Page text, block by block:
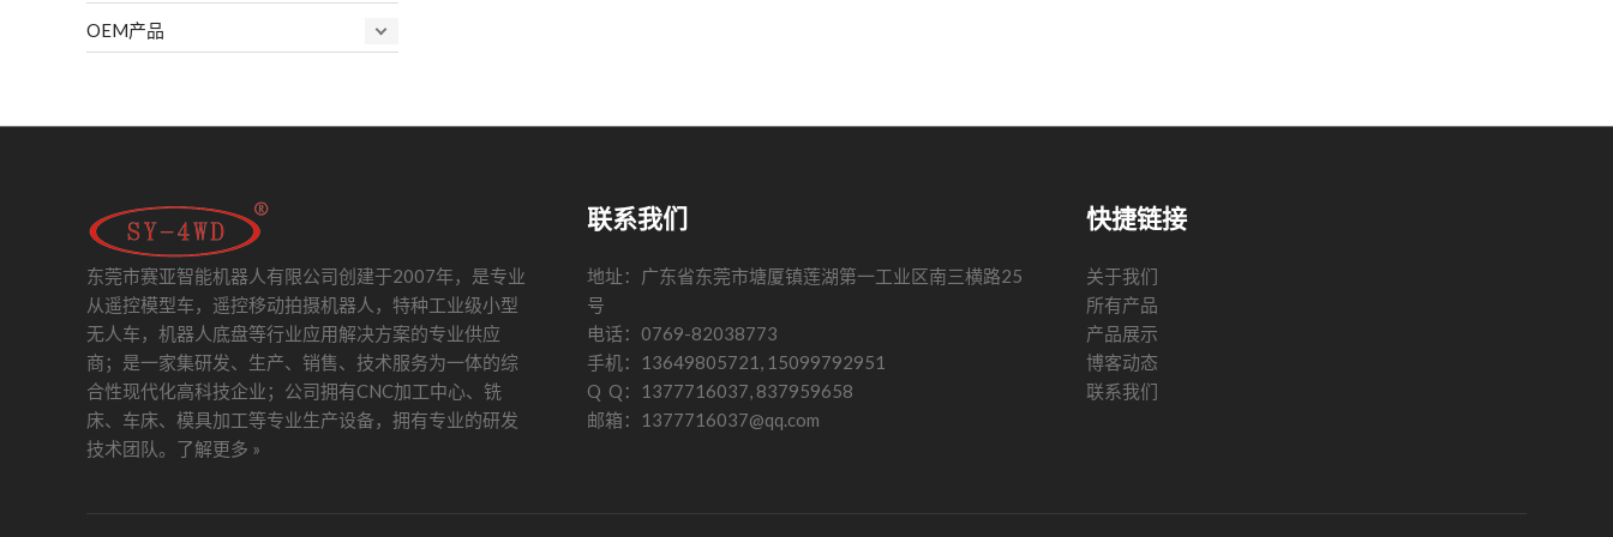
OEM产品
东莞市赛亚智能机器人有限公司创建于2007年，是专业
从遥控模型车，遥控移动拍摄机器人，特种工业级小型
无人车，机器人底盘等行业应用解决方案的专业供应
商；是一家集研发、生产、销售、技术服务为一体的综
合性现代化高科技企业；公司拥有CNC加工中心、铣
床、车床、模具加工等专业生产设备，拥有专业的研发
技术团队。 了解更多 »
联系我们
地址：广东省东莞市塘厦镇莲湖第一工业区南三横路25
号
电话：0769-82038773
手机：13649805721, 15099792951
Q Q：1377716037, 837959658
邮箱：1377716037@qq.com
快捷链接
关于我们
所有产品
产品展示
博客动态
联系我们